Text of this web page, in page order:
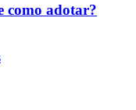
como adotar?